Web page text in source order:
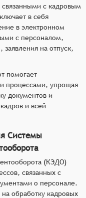
с кадровым
в себя
в электронном
с персоналом,
на отпуск,
помогает
процессами, упрощая
документов и
и всей
Системы
(КЭДО)
связанных с
о персонале.
обработку кадровых